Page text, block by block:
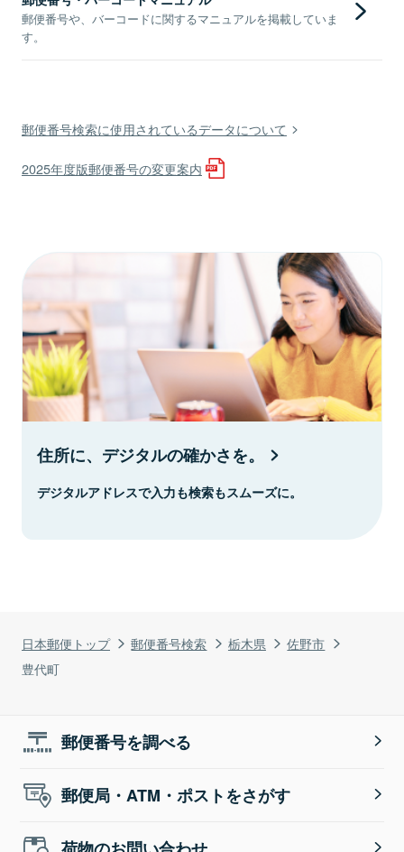
日本郵便トップ 郵便番号検索 栃木県
佐野市
豊代町
郵便番号や、バーコードに関するマニュアルを掲載していま
す。
郵便番号検索に使用されているデータについて
2025年度版郵便番号の変更案内
住所に、デジタルの確かさを。
デジタルアドレスで入力も検索もスムーズに。
郵便番号を調べる
郵便局・ATM・ポストをさがす